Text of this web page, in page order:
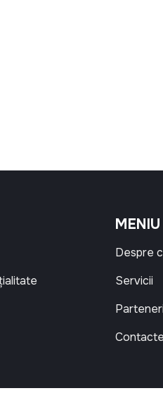
MENIU
Despre
Servicii
Parteneri
Contacte